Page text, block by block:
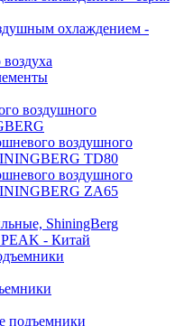
охлаждением -
воздушного
воздушного
TD80
воздушного
ZA65
ShiningBerg
- Китай
подъемники